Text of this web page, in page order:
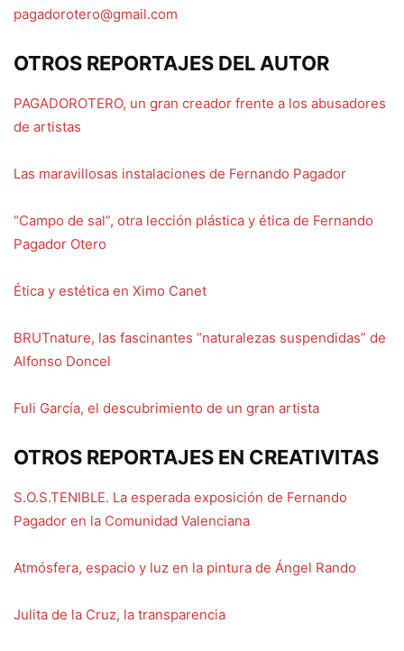
pagadorotero@gmail.com
OTROS REPORTAJES DEL AUTOR
PAGADOROTERO, un gran creador frente a los abusadores
de artistas
Las maravillosas instalaciones de Fernando Pagador
“Campo de sal”, otra lección plástica y ética de Fernando
Pagador Otero
Ética y estética en Ximo Canet
BRUTnature, las fascinantes “naturalezas suspendidas” de
Alfonso Doncel
Fuli García, el descubrimiento de un gran artista
OTROS REPORTAJES EN CREATIVITAS
S.O.S.TENIBLE. La esperada exposición de Fernando
Pagador en la Comunidad Valenciana
Atmósfera, espacio y luz en la pintura de Ángel Rando
Julita de la Cruz, la transparencia